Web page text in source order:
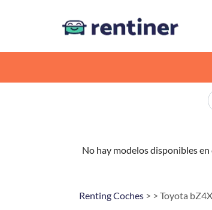
No hay modelos disponibles en
Renting Coches > > Toyota bZ4X